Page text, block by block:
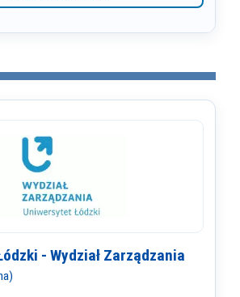
- Wydział Zarządzania